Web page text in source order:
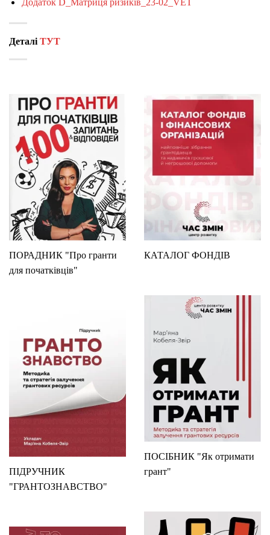
Додаток D_Матриця ризиків_23-02_VET
Деталі ТУТ
ПОРАДНИК "Про гранти
для початківців"
КАТАЛОГ ФОНДІВ
ПОСІБНИК "Як отримати
грант"
ПІДРУЧНИК
"ГРАНТОЗНАВСТВО"